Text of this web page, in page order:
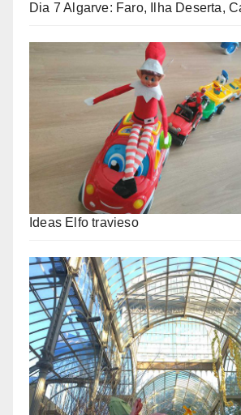
Dia 7 Algarve: Faro, Ilha Deserta,
Ideas Elfo travieso